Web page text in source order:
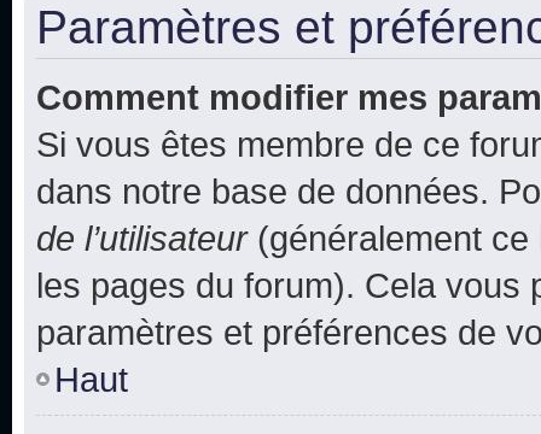
Paramètres et
Comment modifier mes
Si vous êtes membre de ce
dans notre base de données.
de l’utilisateur(généralement ce
les pages du forum). Cela vous
paramètres et préférences de
Haut